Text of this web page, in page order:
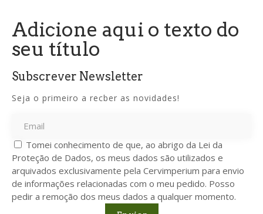
Adicione aqui o texto do
seu título
Subscrever Newsletter
Seja o primeiro a recber as novidades!
Tomei conhecimento de que, ao abrigo da Lei da
Proteção de Dados, os meus dados são utilizados e
arquivados exclusivamente pela Cervimperium para envio
de informações relacionadas com o meu pedido. Posso
pedir a remoção dos meus dados a qualquer momento.